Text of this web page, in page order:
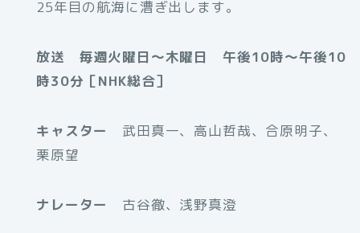
25年目の航海に漕ぎ出します。
放送 毎週火曜日～木曜日 午後10時～午後10
時30分［NHK総合］
キャスター
武田真一、高山哲哉、合原明子、
栗原望
ナレーター 古谷徹、浅野真澄